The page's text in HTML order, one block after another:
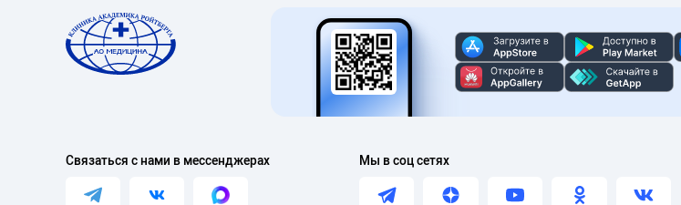
Связаться с нами в мессенджерах Мы в соц сетях